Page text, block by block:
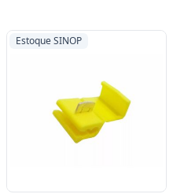
Estoque SINOP